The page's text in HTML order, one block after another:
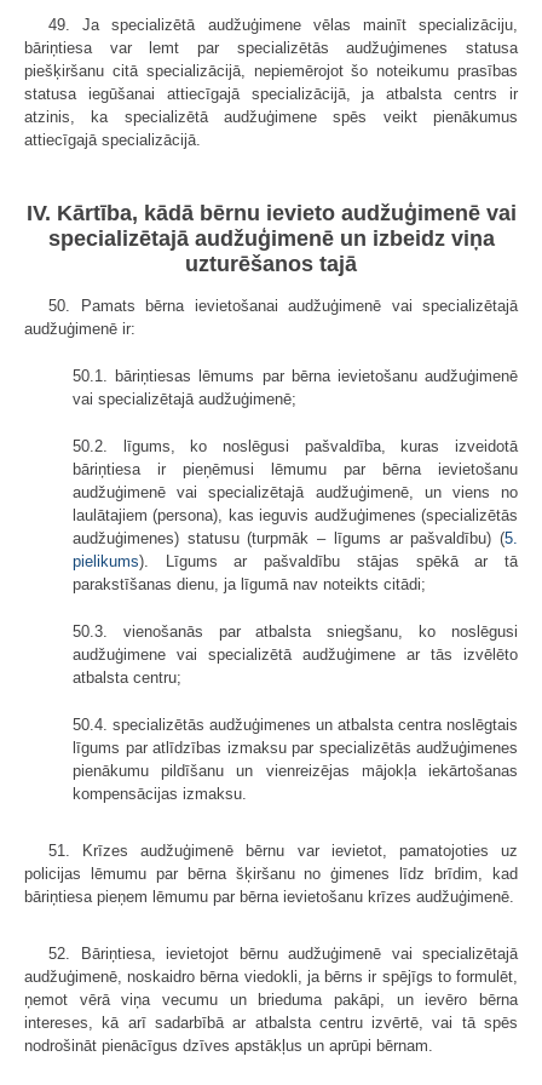
49. Ja specializētā audžuģimene vēlas mainīt specializāciju,
bāriņtiesa var lemt par specializētās audžuģimenes statusa
piešķiršanu citā specializācijā, nepiemērojot šo noteikumu prasības
statusa iegūšanai attiecīgajā specializācijā, ja atbalsta centrs ir
atzinis, ka specializētā audžuģimene spēs veikt pienākumus
attiecīgajā specializācijā.
IV. Kārtība, kādā bērnu ievieto audžuģimenē vai
specializētajā audžuģimenē un izbeidz viņa
uzturēšanos tajā
50. Pamats bērna ievietošanai audžuģimenē vai specializētajā
audžuģimenē ir:
50.1. bāriņtiesas lēmums par bērna ievietošanu audžuģimenē
vai specializētajā audžuģimenē;
50.2. līgums, ko noslēgusi pašvaldība, kuras izveidotā
bāriņtiesa ir pieņēmusi lēmumu par bērna ievietošanu
audžuģimenē vai specializētajā audžuģimenē, un viens no
laulātajiem (persona), kas ieguvis audžuģimenes (specializētās
audžuģimenes) statusu (turpmāk – līgums ar pašvaldību) (5.
pielikums). Līgums ar pašvaldību stājas spēkā ar tā
parakstīšanas dienu, ja līgumā nav noteikts citādi;
50.3. vienošanās par atbalsta sniegšanu, ko noslēgusi
audžuģimene vai specializētā audžuģimene ar tās izvēlēto
atbalsta centru;
50.4. specializētās audžuģimenes un atbalsta centra noslēgtais
līgums par atlīdzības izmaksu par specializētās audžuģimenes
pienākumu pildīšanu un vienreizējas mājokļa iekārtošanas
kompensācijas izmaksu.
51. Krīzes audžuģimenē bērnu var ievietot, pamatojoties uz
policijas lēmumu par bērna šķiršanu no ģimenes līdz brīdim, kad
bāriņtiesa pieņem lēmumu par bērna ievietošanu krīzes audžuģimenē.
52. Bāriņtiesa, ievietojot bērnu audžuģimenē vai specializētajā
audžuģimenē, noskaidro bērna viedokli, ja bērns ir spējīgs to formulēt,
ņemot vērā viņa vecumu un brieduma pakāpi, un ievēro bērna
intereses, kā arī sadarbībā ar atbalsta centru izvērtē, vai tā spēs
nodrošināt pienācīgus dzīves apstākļus un aprūpi bērnam.